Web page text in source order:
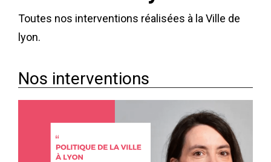
Toutes nos interventions réalisées à la Ville de
lyon.
Nos interventions